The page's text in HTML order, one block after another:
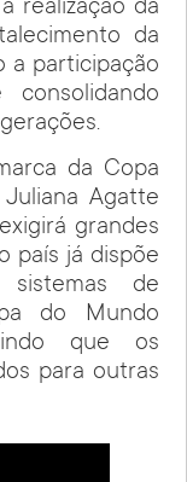
realização da
da
a participação
da Copa
Agatte
grandes
país já dispõe
de
do Mundo
que os
para outras